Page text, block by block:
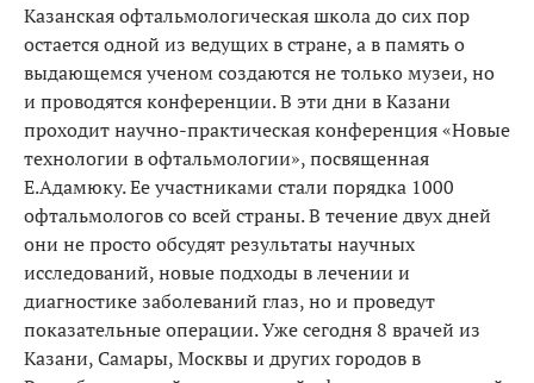
Казанская офтальмологическая школа до сих пор
остается одной из ведущих в стране, а в память о
выдающемся ученом создаются не только музеи, но
и проводятся конференции. В эти дни в Казани
проходит научно-практическая конференция «Новые
технологии в офтальмологии», посвященная
Е.Адамюку. Ее участниками стали порядка 1000
офтальмологов со всей страны. В течение двух дней
они не просто обсудят результаты научных
исследований, новые подходы в лечении и
диагностике заболеваний глаз, но и проведут
показательные операции. Уже сегодня 8 врачей из
Казани, Самары, Москвы и других городов в